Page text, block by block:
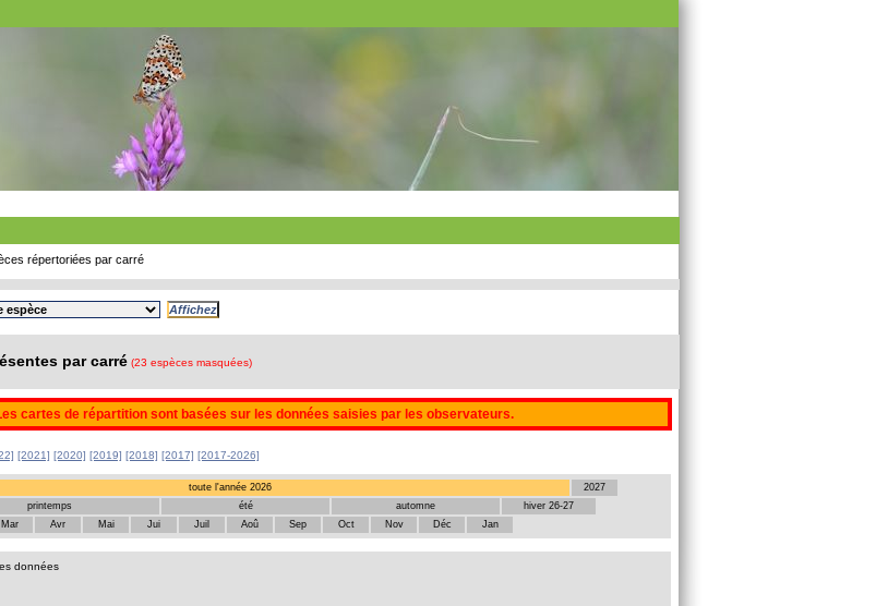
répertoriées par carré
par carré (23 espèces masquées)
cartes de répartition sont basées sur les données saisies par les observateurs.
[2021] [2020] [2019] [2018] [2017] [2017-2026]
toute l'année 2026
2027
printemps été automne
hiver 26-27
Mar Avr Mai Jui Juil Aoû Sep Oct Nov Déc Jan
données